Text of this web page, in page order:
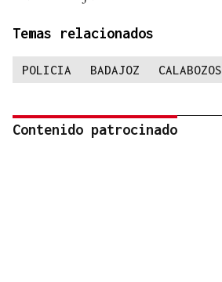
Temas relacionados
POLICIA BADAJOZ CALABOZOS
Contenido patrocinado